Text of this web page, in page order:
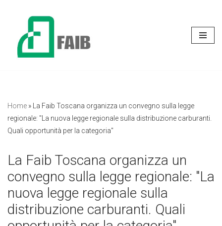
contenuto
Home » La Faib Toscana organizza un convegno sulla legge
regionale: "La nuova legge regionale sulla distribuzione carburanti.
Quali opportunità per la categoria"
La Faib Toscana organizza un
convegno sulla legge regionale: "La
nuova legge regionale sulla
distribuzione carburanti. Quali